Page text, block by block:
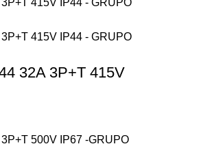
32A 3P+T 415V